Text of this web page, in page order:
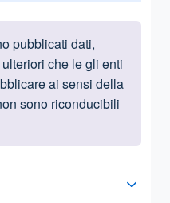
pubblicati dati,
che le gli enti
ai sensi della
sono riconducibili